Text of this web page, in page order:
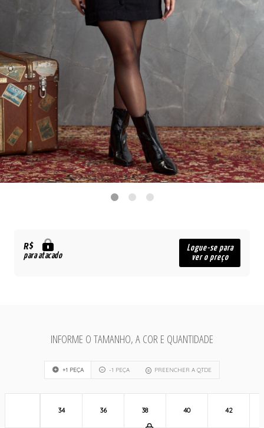
R$
para atacado
Logue-se para
ver o preço
INFORME O TAMANHO, A COR E QUANTIDADE
+1 PEÇA -1 PEÇA PREENCHER A QTDE
34 36 38 40 42